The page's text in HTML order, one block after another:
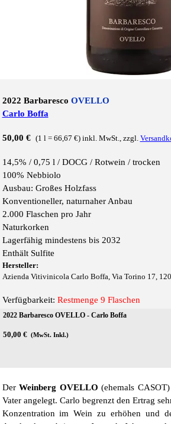
2022 Barbaresco OVELLO
Carlo Boffa
50,00 € (1 l = 66,67 €) inkl. MwSt., zzgl.
14,5% / 0,75 l / DOCG / Rotwein / trocken
100% Nebbiolo
Ausbau: Großes Holzfass
Konventioneller, naturnaher Anbau
2.000 Flaschen pro Jahr
Naturkorken
Lagerfähig mindestens bis 2032
Enthält Sulfite
Hersteller:
Azienda Vitivinicola Carlo Boffa, Via Torino 17,
Verfügbarkeit: Restmenge 9 Flaschen
2022 Barbaresco OVELLO - Carlo Boffa
50,00 € (MwSt. Inkl.)
DerWeinberg OVELLO (ehemals
Vater angelegt. Carlo begrenzt den Ertrag
Konzentration im Wein zu erhöhen und